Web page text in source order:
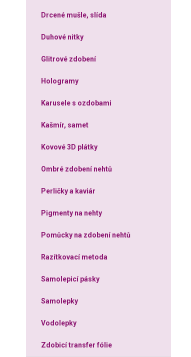
Drcené mušle, slída
Duhové nitky
Glitrové zdobení
Hologramy
Karusele s ozdobami
Kašmír, samet
Kovové 3D plátky
Ombré zdobení nehtů
Perličky a kaviár
Pigmenty na nehty
Pomůcky na zdobení nehtů
Razítkovací metoda
Samolepicí pásky
Samolepky
Vodolepky
Zdobicí transfer fólie